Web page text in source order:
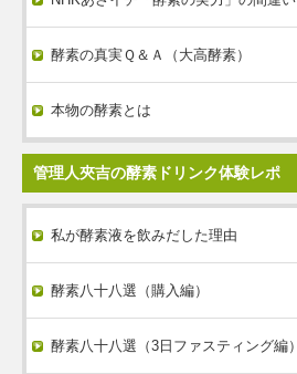
酵素の真実Ｑ＆Ａ（大高酵素）
本物の酵素とは
管理人夾吉の酵素ドリンク体験レポ
私が酵素液を飲みだした理由
酵素八十八選（購入編）
酵素八十八選（3日ファスティング編）